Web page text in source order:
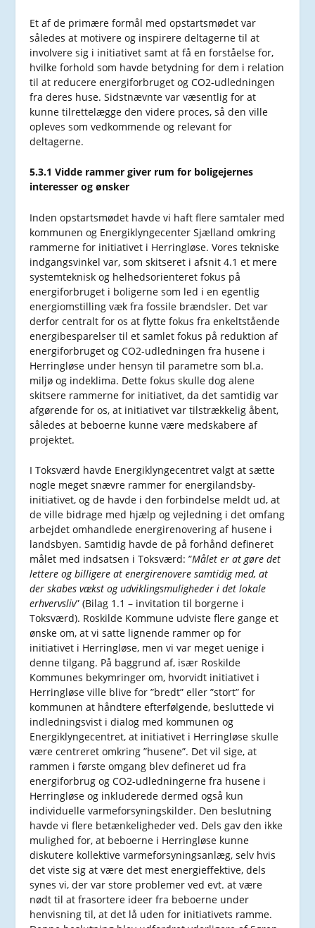
Et af de primære formål med opstartsmødet var
således at motivere og inspirere deltagerne til at
involvere sig i initiativet samt at få en forståelse for,
hvilke forhold som havde betydning for dem i relation
til at reducere energiforbruget og CO2-udledningen
fra deres huse. Sidstnævnte var væsentlig for at
kunne tilrettelægge den videre proces, så den ville
opleves som vedkommende og relevant for
deltagerne.
5.3.1 Vidde rammer giver rum for boligejernes
interesser og ønsker
Inden opstartsmødet havde vi haft flere samtaler med
kommunen og Energiklyngecenter Sjælland omkring
rammerne for initiativet i Herringløse. Vores tekniske
indgangsvinkel var, som skitseret i afsnit 4.1 et mere
systemteknisk og helhedsorienteret fokus på
energiforbruget i boligerne som led i en egentlig
energiomstilling væk fra fossile brændsler. Det var
derfor centralt for os at flytte fokus fra enkeltstående
energibesparelser til et samlet fokus på reduktion af
energiforbruget og CO2-udledningen fra husene i
Herringløse under hensyn til parametre som bl.a.
miljø og indeklima. Dette fokus skulle dog alene
skitsere rammerne for initiativet, da det samtidig var
afgørende for os, at initiativet var tilstrækkelig åbent,
således at beboerne kunne være medskabere af
projektet.
I Toksværd havde Energiklyngecentret valgt at sætte
nogle meget snævre rammer for energilandsby-
initiativet, og de havde i den forbindelse meldt ud, at
de ville bidrage med hjælp og vejledning i det omfang
arbejdet omhandlede energirenovering af husene i
landsbyen. Samtidig havde de på forhånd defineret
målet med indsatsen i Toksværd: ”Målet er at gøre det
lettere og billigere at energirenovere samtidig med, at
der skabes vækst og udviklingsmuligheder i det lokale
erhvervsliv” (Bilag 1.1 – invitation til borgerne i
Toksværd). Roskilde Kommune udviste flere gange et
ønske om, at vi satte lignende rammer op for
initiativet i Herringløse, men vi var meget uenige i
denne tilgang. På baggrund af, især Roskilde
Kommunes bekymringer om, hvorvidt initiativet i
Herringløse ville blive for ”bredt” eller ”stort” for
kommunen at håndtere efterfølgende, besluttede vi
indledningsvist i dialog med kommunen og
Energiklyngecentret, at initiativet i Herringløse skulle
være centreret omkring ”husene”. Det vil sige, at
rammen i første omgang blev defineret ud fra
energiforbrug og CO2-udledningerne fra husene i
Herringløse og inkluderede dermed også kun
individuelle varmeforsyningskilder. Den beslutning
havde vi flere betænkeligheder ved. Dels gav den ikke
mulighed for, at beboerne i Herringløse kunne
diskutere kollektive varmeforsyningsanlæg, selv hvis
det viste sig at være det mest energieffektive, dels
synes vi, der var store problemer ved evt. at være
nødt til at frasortere ideer fra beboerne under
henvisning til, at det lå uden for initiativets ramme.